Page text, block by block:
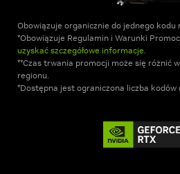
Obowiązuje organicznie do jednego kodu
*Obowiązuje Regulamin i Warunki
uzyskać szczegółowe informacje.
**Czas trwania promocji może się różnić
regionu.
*Dostępna jest ograniczona liczba kodów